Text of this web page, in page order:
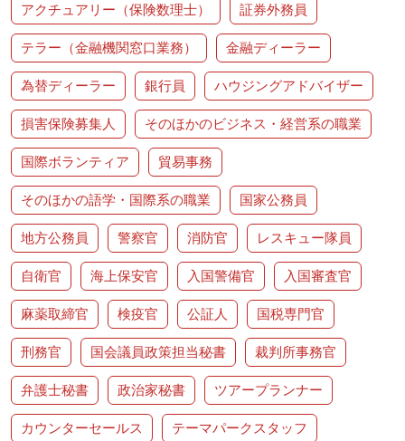
アクチュアリー（保険数理士） 証券外務員
テラー（金融機関窓口業務） 金融ディーラー
為替ディーラー 銀行員 ハウジングアドバイザー
損害保険募集人 そのほかのビジネス・経営系の職業
国際ボランティア 貿易事務
そのほかの語学・国際系の職業 国家公務員
地方公務員 警察官 消防官 レスキュー隊員
自衛官 海上保安官 入国警備官 入国審査官
麻薬取締官 検疫官 公証人 国税専門官
刑務官 国会議員政策担当秘書 裁判所事務官
弁護士秘書 政治家秘書 ツアープランナー
カウンターセールス テーマパークスタッフ